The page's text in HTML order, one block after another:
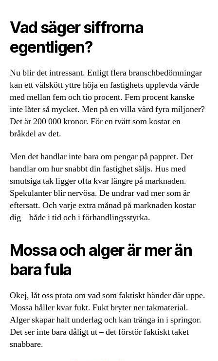
Vad säger siffrorna
egentligen?
Nu blir det intressant. Enligt flera branschbedömningar
kan ett välskött yttre höja en fastighets upplevda värde
med mellan fem och tio procent. Fem procent kanske
inte låter så mycket. Men på en villa värd fyra miljoner?
Det är 200 000 kronor. För en tvätt som kostar en
bråkdel av det.
Men det handlar inte bara om pengar på pappret. Det
handlar om hur snabbt din fastighet säljs. Hus med
smutsiga tak ligger ofta kvar längre på marknaden.
Spekulanter blir nervösa. De undrar vad mer som är
eftersatt. Och varje extra månad på marknaden kostar
dig – både i tid och i förhandlingsstyrka.
Mossa och alger är mer än
bara fula
Okej, låt oss prata om vad som faktiskt händer där uppe.
Mossa håller kvar fukt. Fukt bryter ner takmaterial.
Alger skapar halt underlag och kan tränga in i springor.
Det ser inte bara dåligt ut – det förstör faktiskt taket
snabbare.